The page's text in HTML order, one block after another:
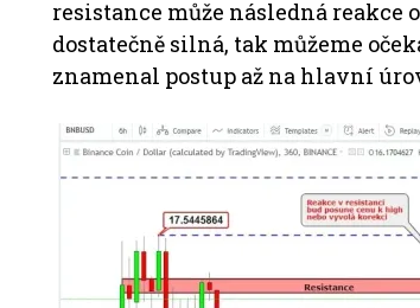
resistance může následná reakce
dostatečně silná, tak můžeme
znamenal postup až na hlavní